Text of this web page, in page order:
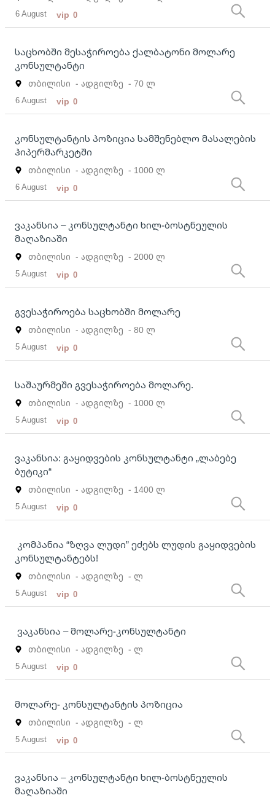
6 August vip 0
საცხობში მესაჭიროება ქალბატონი მოლარე
კონსულტანტი
თბილისი - ადგილზე - 70 ლ
6 August vip 0
კონსულტანტის პოზიცია სამშენებლო მასალების
ჰიპერმარკეტში
თბილისი - ადგილზე - 1000 ლ
6 August vip 0
ვაკანსია – კონსულტანტი ხილ-ბოსტნეულის
მაღაზიაში
თბილისი - ადგილზე - 2000 ლ
5 August vip 0
გვესაჭიროება საცხობში მოლარე
თბილისი - ადგილზე - 80 ლ
5 August vip 0
საშაურმეში გვესაჭიროება მოლარე.
თბილისი - ადგილზე - 1000 ლ
5 August vip 0
ვაკანსია: გაყიდვების კონსულტანტი „ლაბებე
ბუტიკი“
თბილისი - ადგილზე - 1400 ლ
5 August vip 0
კომპანია “ზღვა ლუდი” ეძებს ლუდის გაყიდვების
კონსულტანტებს!
თბილისი - ადგილზე - ლ
5 August vip 0
ვაკანსია – მოლარე-კონსულტანტი
თბილისი - ადგილზე - ლ
5 August vip 0
მოლარე- კონსულტანტის პოზიცია
თბილისი - ადგილზე - ლ
5 August vip 0
ვაკანსია – კონსულტანტი ხილ-ბოსტნეულის
მაღაზიაში